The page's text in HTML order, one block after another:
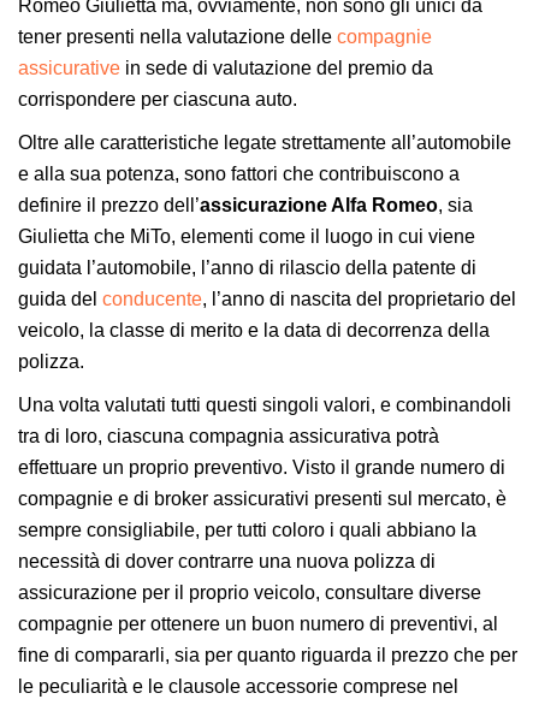
Romeo Giulietta ma, ovviamente, non sono gli unici da
tener presenti nella valutazione delle compagnie
assicurative in sede di valutazione del premio da
corrispondere per ciascuna auto.
Oltre alle caratteristiche legate strettamente all’automobile
e alla sua potenza, sono fattori che contribuiscono a
definire il prezzo dell’assicurazione Alfa Romeo, sia
Giulietta che MiTo, elementi come il luogo in cui viene
guidata l’automobile, l’anno di rilascio della patente di
guida del conducente, l’anno di nascita del proprietario del
veicolo, la classe di merito e la data di decorrenza della
polizza.
Una volta valutati tutti questi singoli valori, e combinandoli
tra di loro, ciascuna compagnia assicurativa potrà
effettuare un proprio preventivo. Visto il grande numero di
compagnie e di broker assicurativi presenti sul mercato, è
sempre consigliabile, per tutti coloro i quali abbiano la
necessità di dover contrarre una nuova polizza di
assicurazione per il proprio veicolo, consultare diverse
compagnie per ottenere un buon numero di preventivi, al
fine di compararli, sia per quanto riguarda il prezzo che per
le peculiarità e le clausole accessorie comprese nel